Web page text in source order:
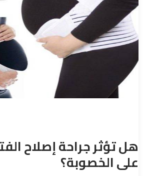
هل تؤثر جراحة إصلاح
على الخصوبة؟